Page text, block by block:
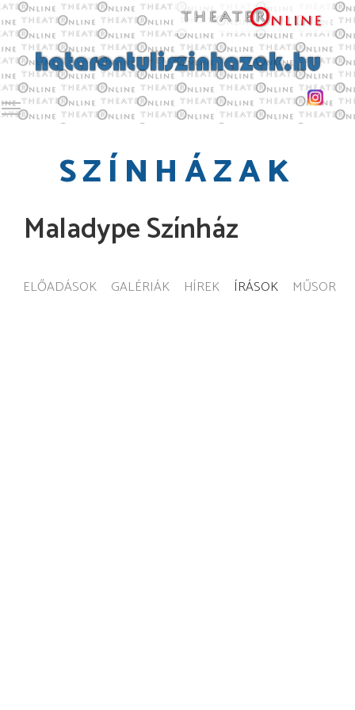
Toggle main menu visibility
SZÍNHÁZAK
Maladype Színház
ELŐADÁSOK GALÉRIÁK HÍREK ÍRÁSOK MŰSOR